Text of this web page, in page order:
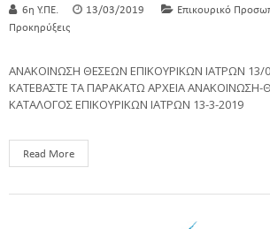
6η Υ.ΠΕ. 13/03/2019 Επικουρικό
Προκηρύξεις
ΑΝΑΚΟΙΝΩΣΗ ΘΕΣΕΩΝ ΕΠΙΚΟΥΡΙΚΩΝ ΙΑΤΡΩΝ
ΚΑΤΕΒΑΣΤΕ ΤΑ ΠΑΡΑΚΑΤΩ ΑΡΧΕΙΑ ΑΝΑΚΟΙΝΩΣΗ-
ΚΑΤΑΛΟΓΟΣ ΕΠΙΚΟΥΡΙΚΩΝ ΙΑΤΡΩΝ 13-3-2019
Read More